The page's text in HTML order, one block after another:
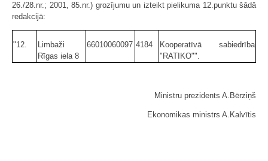
26./28.nr.; 2001, 85.nr.) grozījumu un izteikt pielikuma 12.punktu šādā
redakcijā:
"12.
Limbaži
Rīgas iela 8
66010060097 4184
Kooperatīvā sabiedrība
"RATIKO"".
Ministru prezidents A.Bērziņš
Ekonomikas ministrs A.Kalvītis